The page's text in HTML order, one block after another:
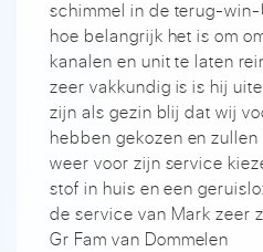
schimmel in de terug-
hoe belangrijk het is om
kanalen en unit te laten
zeer vakkundig is is hij
zijn als gezin blij dat wij
hebben gekozen en
weer voor zijn service
stof in huis en een
de service van Mark zeer
Gr Fam van Dommelen